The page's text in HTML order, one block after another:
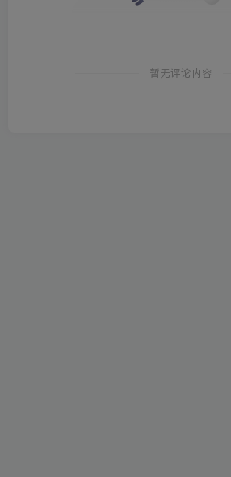
暂无评论内容